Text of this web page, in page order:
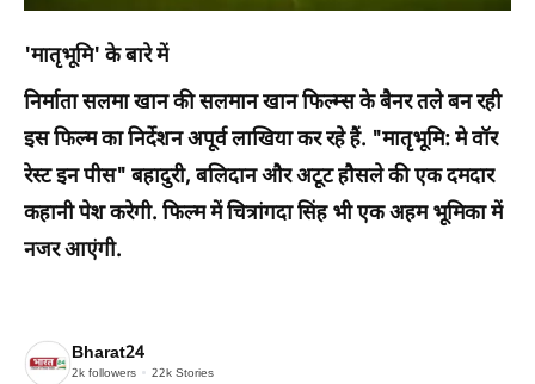
'मातृभूमि' के बारे में
निर्माता सलमा खान की सलमान खान फिल्म्स के बैनर तले बन रही
इस फिल्म का निर्देशन अपूर्व लाखिया कर रहे हैं. "मातृभूमि: मे वॉर
रेस्ट इन पीस" बहादुरी, बलिदान और अटूट हौसले की एक दमदार
कहानी पेश करेगी. फिल्म में चित्रांगदा सिंह भी एक अहम भूमिका में
नजर आएंगी.
Bharat24
2k followers 22k Stories